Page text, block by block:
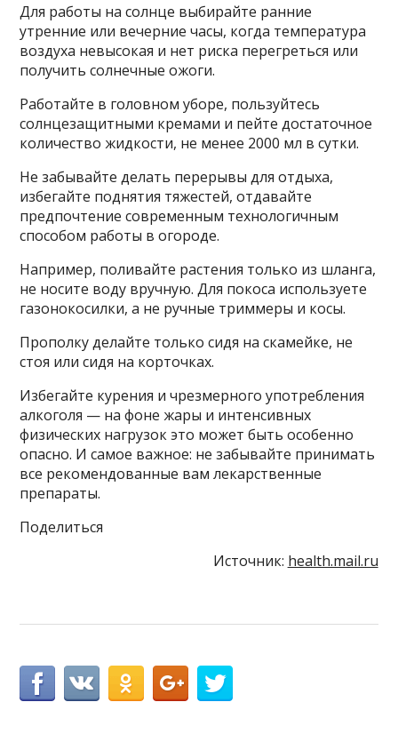
Для работы на солнце выбирайте ранние
утренние или вечерние часы, когда температура
воздуха невысокая и нет риска перегреться или
получить солнечные ожоги.
Работайте в головном уборе, пользуйтесь
солнцезащитными кремами и пейте достаточное
количество жидкости, не менее 2000 мл в сутки.
Не забывайте делать перерывы для отдыха,
избегайте поднятия тяжестей, отдавайте
предпочтение современным технологичным
способом работы в огороде.
Например, поливайте растения только из шланга,
не носите воду вручную. Для покоса используете
газонокосилки, а не ручные триммеры и косы.
Прополку делайте только сидя на скамейке, не
стоя или сидя на корточках.
Избегайте курения и чрезмерного употребления
алкоголя — на фоне жары и интенсивных
физических нагрузок это может быть особенно
опасно. И самое важное: не забывайте принимать
все рекомендованные вам лекарственные
препараты.
Поделиться
Источник: health.mail.ru